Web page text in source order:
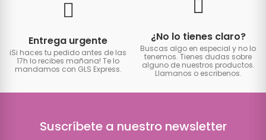
Entrega urgente
iSi haces tu pedido antes de las
17h lo recibes mañana! Te lo
mandamos con GLS Express.
¿No lo tienes claro?
Buscas algo en especial y no lo
tenemos. Tienes dudas sobre
alguno de nuestros productos.
Llamanos o escribenos.
Suscríbete a nuestro newsletter